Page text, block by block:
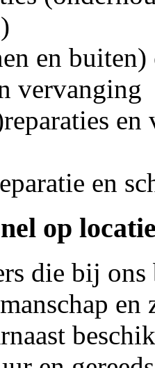
en buiten)
vervanging
en
op
die bij